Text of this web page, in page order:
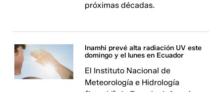
próximas décadas.
Inamhi prevé alta radiación UV este
domingo y el lunes en Ecuador
El Instituto Nacional de
Meteorología e Hidrología